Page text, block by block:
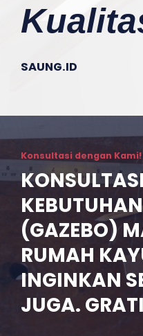
SAUNG.ID
Konsultasi dengan Kami!
(GAZEBO)
RUMAH
INGINKAN
JUGA.